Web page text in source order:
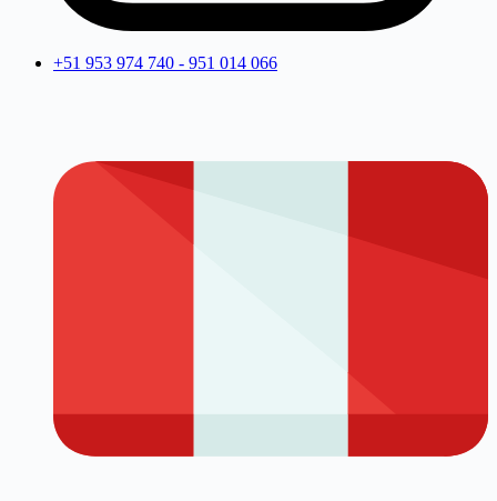
+51 953 974 740 - 951 014 066